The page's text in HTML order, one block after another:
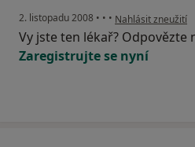
2. listopadu 2008 • • • podle názoru
Nahlásit zneužití
Vy jste ten lékař? Odpovězte
Zaregistrujte se nyní